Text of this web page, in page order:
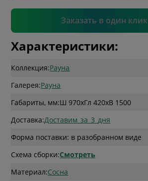
Заказать в один клик
Подтвердить
Характеристики:
Коллекция:Рауна
Галерея:Рауна
Габариты, мм:Ш 970xГл 420xВ 1500
Доставка:Доставим_за_3_дня
Форма поставки: в разобранном виде
Схема сборки:Смотреть
Материал:Сосна